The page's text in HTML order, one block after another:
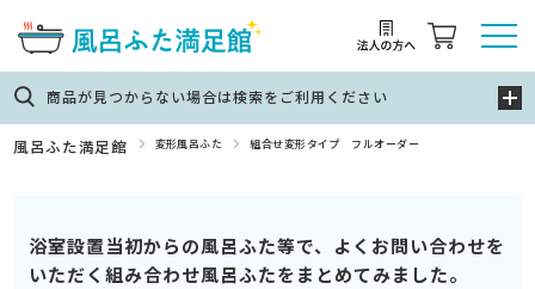
商品が見つからない場合は検索をご利用ください
風呂ふた満足館 変形風呂ふた 組合せ変形タイプ フルオーダー
浴室設置当初からの風呂ふた等で、よくお問い合わせを
いただく組み合わせ風呂ふたをまとめてみました。